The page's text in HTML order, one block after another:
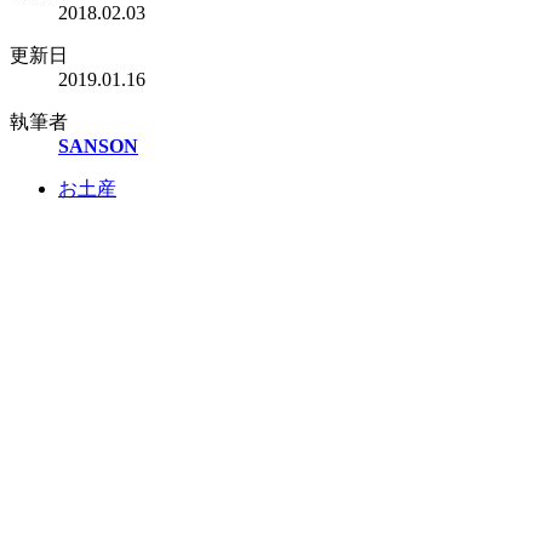
2018.02.03
更新日
2019.01.16
執筆者
SANSON
お土産